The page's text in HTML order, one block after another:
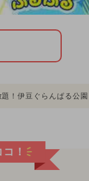
題！伊豆ぐらんぱる公
！